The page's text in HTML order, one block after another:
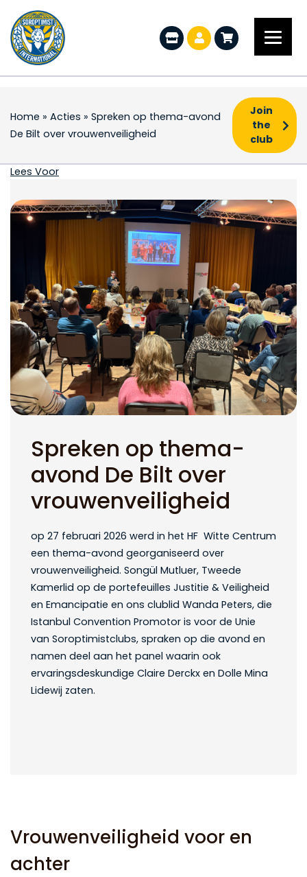
Home » Acties » Spreken op thema-avond
De Bilt over vrouwenveiligheid
Join
the
club
Spreken op thema-
Lees Voor
Spreken op thema-
avond De Bilt over
vrouwenveiligheid
op 27 februari 2026 werd in het HF Witte Centrum
een thema-avond georganiseerd over
vrouwenveiligheid. Songül Mutluer, Tweede
Kamerlid op de portefeuilles Justitie & Veiligheid
en Emancipatie en ons clublid Wanda Peters, die
Istanbul Convention Promotor is voor de Unie
van Soroptimistclubs, spraken op die avond en
namen deel aan het panel waarin ook
ervaringsdeskundige Claire Derckx en Dolle Mina
Lidewij zaten.
Vrouwenveiligheid voor en
achter